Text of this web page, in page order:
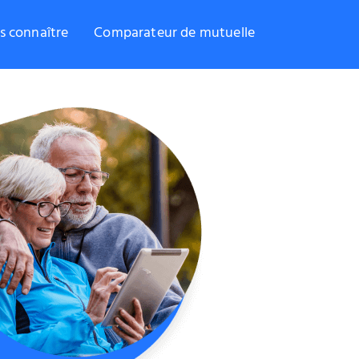
connaître Comparateur de mutuelle